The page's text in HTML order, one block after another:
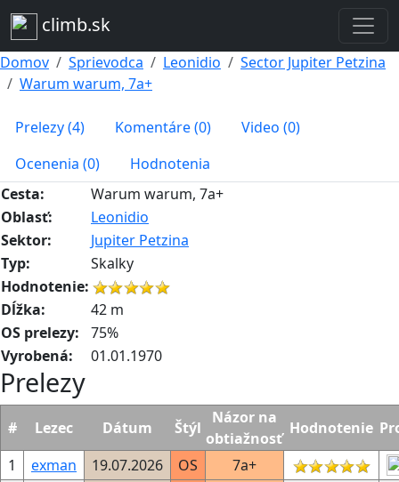
climb.sk
Domov Sprievodca Leonidio
Sector Jupiter Petzina
Warum warum, 7a+
Prelezy (4) Komentáre (0)
Video (0)
Ocenenia (0)
Hodnotenia
Cesta:
Warum warum, 7a+
Oblasť:
Leonidio
Sektor:
Jupiter Petzina
Typ:
Skalky
Hodnotenie:
Dĺžka:
42 m
OS prelezy:
75%
Vyrobená:
01.01.1970
Prelezy
# Lezec Dátum Štýl
Názor na
obtiažnosť
Hodnotenie
1
exman 19.07.2026 OS
7a+